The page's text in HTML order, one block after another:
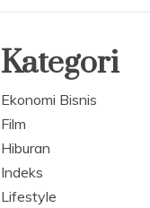
Kategori
Ekonomi Bisnis
Film
Hiburan
Indeks
Lifestyle